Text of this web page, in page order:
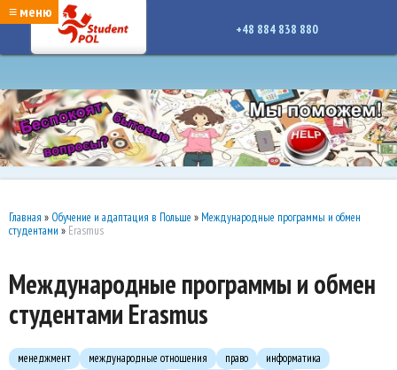
google-site-verification: google7a917c261df1566b.htmlgoogle-site-verification:
google7a917c261df1566b.html
≡ меню
+48 884 838 880
Главная » Обучение и адаптация в Польше » Международные программы и обмен
студентами » Erasmus
Международные программы и обмен
студентами Erasmus
менеджмент международные отношения право
информатика